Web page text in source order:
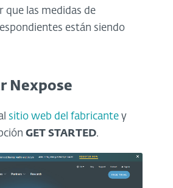
que las medidas de
están siendo
Nexpose
sitio web del fabricante y
GET STARTED.